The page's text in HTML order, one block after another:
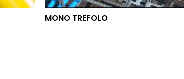
MONO TREFOLO